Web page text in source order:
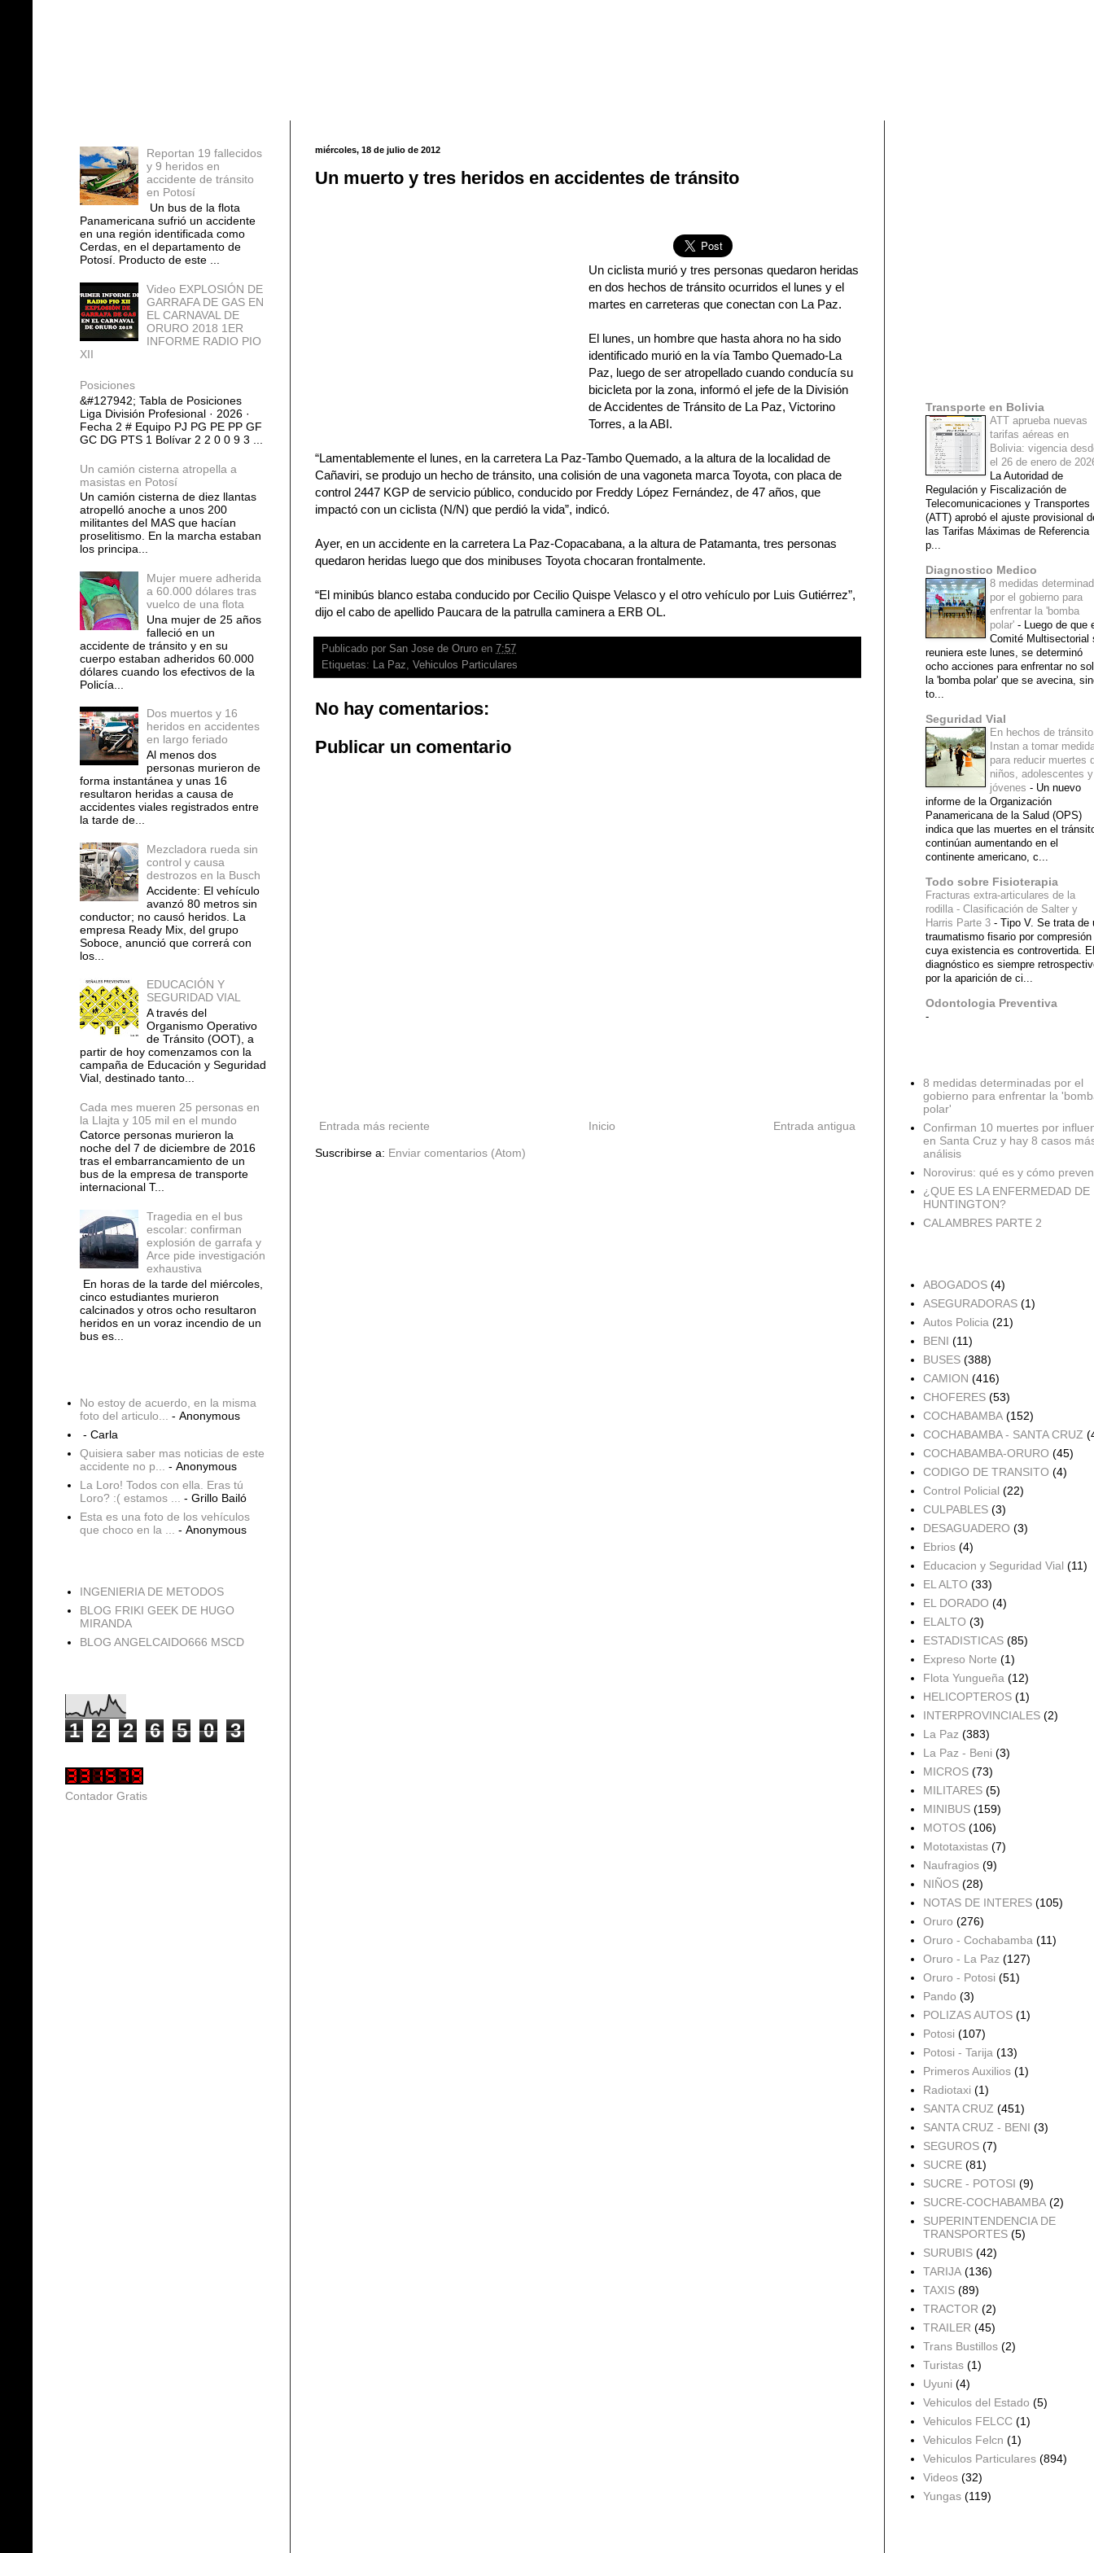
miércoles, 18 de julio de 2012
Un muerto y tres heridos en accidentes de tránsito
Un ciclista murió y tres personas quedaron heridas
en dos hechos de tránsito ocurridos el lunes y el
martes en carreteras que conectan con La Paz.
El lunes, un hombre que hasta ahora no ha sido
identificado murió en la vía Tambo Quemado-La
Paz, luego de ser atropellado cuando conducía su
bicicleta por la zona, informó el jefe de la División
de Accidentes de Tránsito de La Paz, Victorino
Torres, a la ABI.
“Lamentablemente el lunes, en la carretera La Paz-Tambo Quemado, a la altura de la localidad de
Cañaviri, se produjo un hecho de tránsito, una colisión de una vagoneta marca Toyota, con placa de
control 2447 KGP de servicio público, conducido por Freddy López Fernández, de 47 años, que
impactó con un ciclista (N/N) que perdió la vida”, indicó.
Ayer, en un accidente en la carretera La Paz-Copacabana, a la altura de Patamanta, tres personas
quedaron heridas luego que dos minibuses Toyota chocaran frontalmente.
“El minibús blanco estaba conducido por Cecilio Quispe Velasco y el otro vehículo por Luis Gutiérrez”,
dijo el cabo de apellido Paucara de la patrulla caminera a ERB OL.
Publicado por San Jose de Oruro en 7:57
Etiquetas: La Paz, Vehiculos Particulares
No hay comentarios:
Publicar un comentario
Entrada más reciente Entrada antigua
Inicio
Suscribirse a: Enviar comentarios (Atom)
Reportan 19 fallecidos
y 9 heridos en
accidente de tránsito
en Potosí
Un bus de la flota
Panamericana sufrió un accidente
en una región identificada como
Cerdas, en el departamento de
Potosí. Producto de este ...
Video EXPLOSIÓN DE
GARRAFA DE GAS EN
EL CARNAVAL DE
ORURO 2018 1ER
INFORME RADIO PIO
XII
Posiciones
&#127942; Tabla de Posiciones
Liga División Profesional · 2026 ·
Fecha 2 # Equipo PJ PG PE PP GF
GC DG PTS 1 Bolívar 2 2 0 0 9 3 ...
Un camión cisterna atropella a
masistas en Potosí
Un camión cisterna de diez llantas
atropelló anoche a unos 200
militantes del MAS que hacían
proselitismo. En la marcha estaban
los principa...
Mujer muere adherida
a 60.000 dólares tras
vuelco de una flota
Una mujer de 25 años
falleció en un
accidente de tránsito y en su
cuerpo estaban adheridos 60.000
dólares cuando los efectivos de la
Policía...
Dos muertos y 16
heridos en accidentes
en largo feriado
Al menos dos
personas murieron de
forma instantánea y unas 16
resultaron heridas a causa de
accidentes viales registrados entre
la tarde de...
Mezcladora rueda sin
control y causa
destrozos en la Busch
Accidente: El vehículo
avanzó 80 metros sin
conductor; no causó heridos. La
empresa Ready Mix, del grupo
Soboce, anunció que correrá con
los...
EDUCACIÓN Y
SEGURIDAD VIAL
A través del
Organismo Operativo
de Tránsito (OOT), a
partir de hoy comenzamos con la
campaña de Educación y Seguridad
Vial, destinado tanto...
Cada mes mueren 25 personas en
la Llajta y 105 mil en el mundo
Catorce personas murieron la
noche del 7 de diciembre de 2016
tras el embarrancamiento de un
bus de la empresa de transporte
internacional T...
Tragedia en el bus
escolar: confirman
explosión de garrafa y
Arce pide investigación
exhaustiva
En horas de la tarde del miércoles,
cinco estudiantes murieron
calcinados y otros ocho resultaron
heridos en un voraz incendio de un
bus es...
No estoy de acuerdo, en la misma
foto del articulo...
- Anonymous
- Carla
Quisiera saber mas noticias de este
accidente no p...
- Anonymous
La Loro! Todos con ella. Eras tú
Loro? :( estamos ...
- Grillo Bailó
Esta es una foto de los vehículos
que choco en la ...
- Anonymous
INGENIERIA DE METODOS
BLOG FRIKI GEEK DE HUGO
MIRANDA
BLOG ANGELCAIDO666 MSCD
1 2 2 6 5 0 3
Contador Gratis
Transporte en Bolivia
ATT aprueba nuevas
tarifas aéreas en
Bolivia: vigencia
el 26 de enero de
La Autoridad de
Regulación y Fiscalización de
Telecomunicaciones y Transportes
(ATT) aprobó el ajuste provisional
las Tarifas Máximas de Referencia
p...
Diagnostico Medico
8 medidas
por el gobierno para
enfrentar la 'bomba
polar' - Luego de que
Comité Multisectorial
reuniera este lunes, se determinó
ocho acciones para enfrentar no
la 'bomba polar' que se avecina,
to...
Seguridad Vial
En hechos de tránsito
Instan a tomar
para reducir muertes
niños, adolescentes y
jóvenes - Un nuevo
informe de la Organización
Panamericana de la Salud (OPS)
indica que las muertes en el
continúan aumentando en el
continente americano, c...
Todo sobre Fisioterapia
Fracturas extra-articulares de la
rodilla - Clasificación de Salter y
Harris Parte 3 - Tipo V. Se trata de
traumatismo fisario por compresión
cuya existencia es controvertida. El
diagnóstico es siempre
por la aparición de ci...
Odontologia Preventiva
-
8 medidas determinadas por el
gobierno para enfrentar la
polar'
Confirman 10 muertes por
en Santa Cruz y hay 8 casos
análisis
Norovirus: qué es y cómo
¿QUE ES LA ENFERMEDAD DE
HUNTINGTON?
CALAMBRES PARTE 2
ABOGADOS (4)
ASEGURADORAS (1)
Autos Policia (21)
BENI (11)
BUSES (388)
CAMION (416)
CHOFERES (53)
COCHABAMBA (152)
COCHABAMBA - SANTA CRUZ
COCHABAMBA-ORURO (45)
CODIGO DE TRANSITO (4)
Control Policial (22)
CULPABLES (3)
DESAGUADERO (3)
Ebrios (4)
Educacion y Seguridad Vial (11)
EL ALTO (33)
EL DORADO (4)
ELALTO (3)
ESTADISTICAS (85)
Expreso Norte (1)
Flota Yungueña (12)
HELICOPTEROS (1)
INTERPROVINCIALES (2)
La Paz (383)
La Paz - Beni (3)
MICROS (73)
MILITARES (5)
MINIBUS (159)
MOTOS (106)
Mototaxistas (7)
Naufragios (9)
NIÑOS (28)
NOTAS DE INTERES (105)
Oruro (276)
Oruro - Cochabamba (11)
Oruro - La Paz (127)
Oruro - Potosi (51)
Pando (3)
POLIZAS AUTOS (1)
Potosi (107)
Potosi - Tarija (13)
Primeros Auxilios (1)
Radiotaxi (1)
SANTA CRUZ (451)
SANTA CRUZ - BENI (3)
SEGUROS (7)
SUCRE (81)
SUCRE - POTOSI (9)
SUCRE-COCHABAMBA (2)
SUPERINTENDENCIA DE
TRANSPORTES (5)
SURUBIS (42)
TARIJA (136)
TAXIS (89)
TRACTOR (2)
TRAILER (45)
Trans Bustillos (2)
Turistas (1)
Uyuni (4)
Vehiculos del Estado (5)
Vehiculos FELCC (1)
Vehiculos Felcn (1)
Vehiculos Particulares (894)
Videos (32)
Yungas (119)